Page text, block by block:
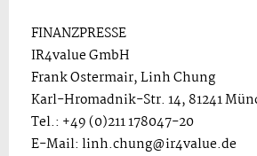
FINANZPRESSE
IR4value GmbH
Frank Ostermair, Linh Chung
Karl-Hromadnik-Str. 14, 81241
Tel.: +49 (0)211 178047-20
E-Mail: linh.chung@ir4value.de